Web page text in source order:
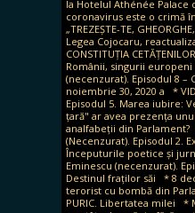
la Hotelul Athénée Palace
coronavirus este o crimă
„TREZEȘTE-TE,
Legea Cojocaru,
CONSTITUȚIA CETĂȚENILOR
Românii, singurii europeni
(necenzurat). Episodul 8 –
noiembrie 30, 2020 a
*
Episodul 5. Marea iubire:
țară" ar avea prezența
analfabeții din Parlament?
(Necenzurat). Episodul 2.
Începuturile poetice și
Eminescu (necenzurat).
Destinul fraților săi
* 8
terorist cu bombă din
PURIC. Libertatea milei
*